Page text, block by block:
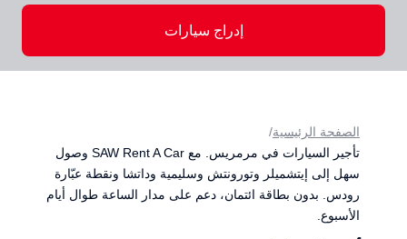
إدراج سيارات
الصفحة الرئيسية
تأجير السيارات في مرمريس. مع SAW Rent A Car وصول
سهل إلى إيتشميلر وتورونتش وسليمية وداتشا ونقطة عبّارة
رودس. بدون بطاقة ائتمان، دعم على مدار الساعة طوال أيام
الأسبوع.